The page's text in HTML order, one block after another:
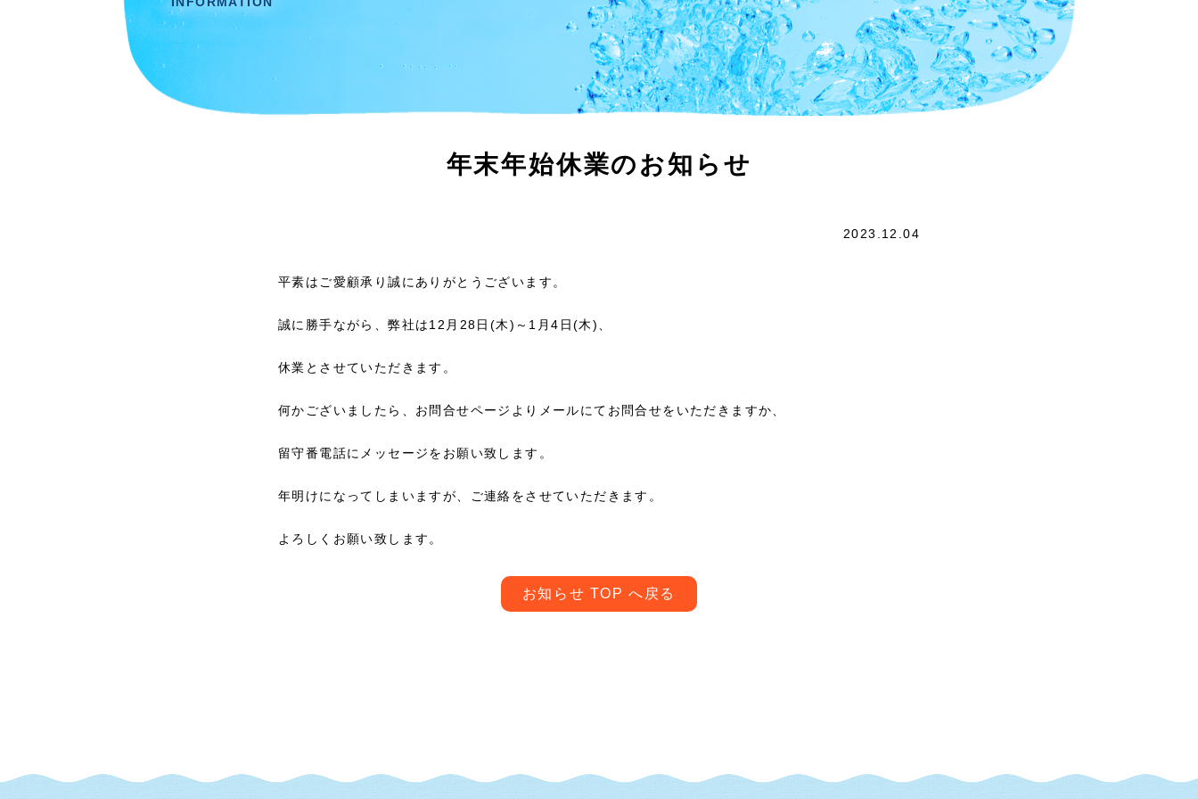
年末年始休業のお知らせ
2023.12.04
平素はご愛顧承り誠にありがとうございます。
誠に勝手ながら、弊社は12月28日(木)～1月4日(木)、
休業とさせていただきます。
何かございましたら、お問合せページよりメールにてお問合せをいただきますか、
留守番電話にメッセージをお願い致します。
年明けになってしまいますが、ご連絡をさせていただきます。
よろしくお願い致します。
お知らせ TOP へ戻る